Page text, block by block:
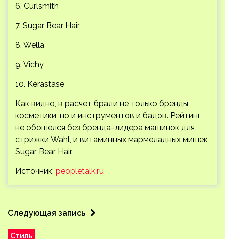
6. Curlsmith
7. Sugar Bear Hair
8. Wella
9. Vichy
10. Kerastase
Как видно, в расчет брали не только бренды
косметики, но и инструментов и бадов. Рейтинг
не обошелся без бренда-лидера машинок для
стрижки Wahl, и витаминных мармеладных мишек
Sugar Bear Hair.
Источник: peopletalk.ru
Следующая запись
Стиль